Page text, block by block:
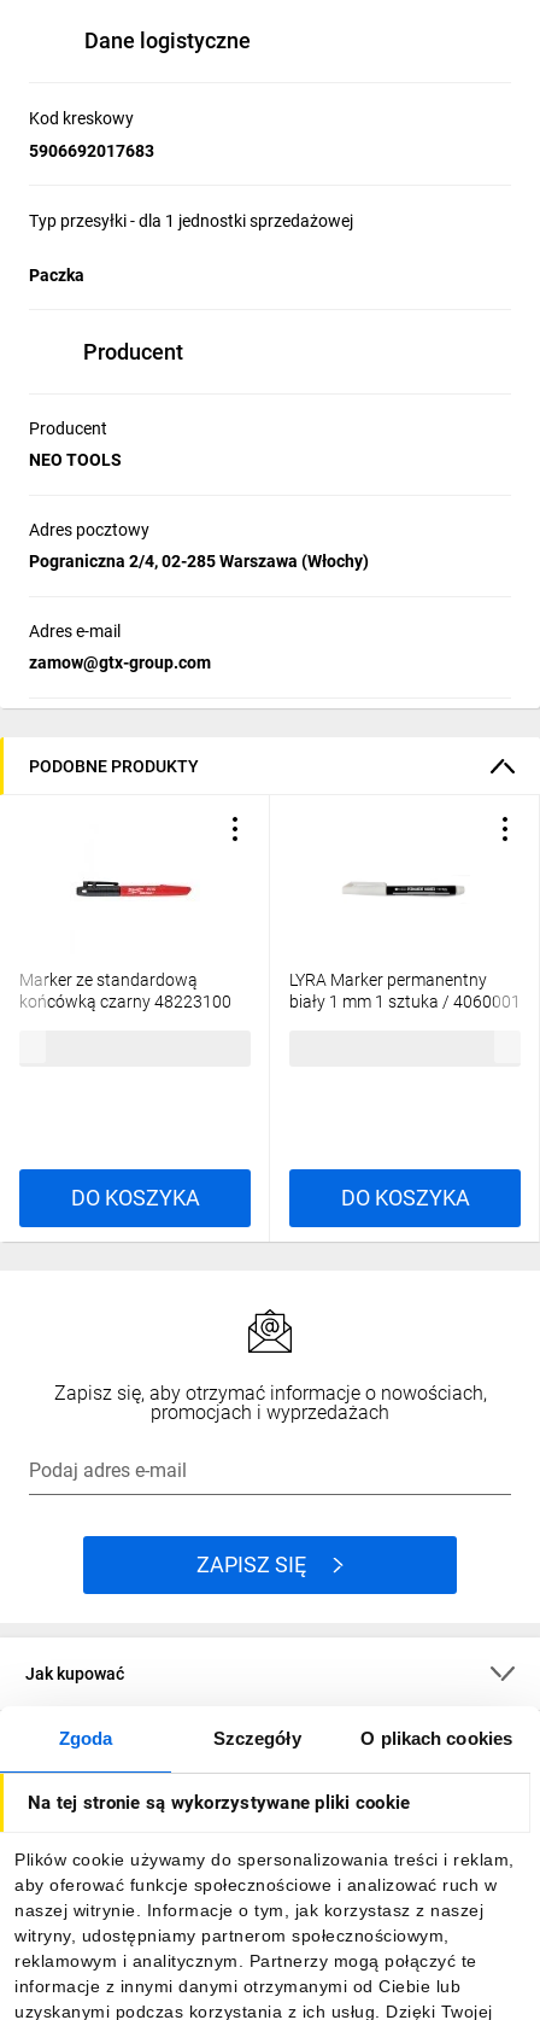
Zgoda Szczegóły O plikach cookies
Na tej stronie są wykorzystywane pliki cookie
Plików cookie używamy do spersonalizowania treści i reklam,
aby oferować funkcje społecznościowe i analizować ruch w
naszej witrynie. Informacje o tym, jak korzystasz z naszej
witryny, udostępniamy partnerom społecznościowym,
reklamowym i analitycznym. Partnerzy mogą połączyć te
informacje z innymi danymi otrzymanymi od Ciebie lub
uzyskanymi podczas korzystania z ich usług. Dzięki Twojej
Dane logistyczne
Kod kreskowy
5906692017683
Typ przesyłki - dla 1 jednostki sprzedażowej
Paczka
Producent
Producent
NEO TOOLS
Adres pocztowy
Pograniczna 2/4, 02-285 Warszawa (Włochy)
Adres e-mail
zamow@gtx-group.com
PODOBNE PRODUKTY
Marker ze standardową
końcówką czarny 48223100
DO KOSZYKA
LYRA Marker permanentny
biały 1 mm 1 sztuka / 4060001
DO KOSZYKA
Zapisz się, aby otrzymać informacje o nowościach,
promocjach i wyprzedażach
Podaj adres e-mail
ZAPISZ SIĘ
Jak kupować
O firmie
Informacje
Pobierz naszą aplikację mobilną: